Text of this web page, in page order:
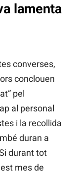
lamenta
converses,
conclouen
pel
al personal
i la recollida
duran a
durant tot
mes de